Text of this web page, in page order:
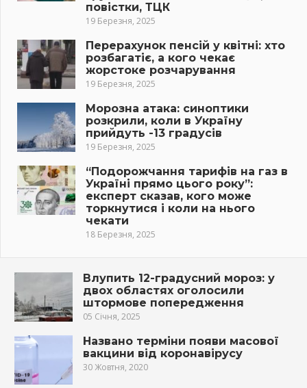
повістки, ТЦК
19 Березня, 2025
Перерахунок пенсій у квітні: хто
розбагатіє, а кого чекає
жорстоке розчарування
19 Березня, 2025
Морозна атака: синоптики
розкрили, коли в Україну
прийдуть -13 градусів
19 Березня, 2025
“Подорожчання тарифів на газ в
Україні прямо цього року”:
експерт сказав, кого може
торкнутися і коли на нього
чекати
18 Березня, 2025
Влупить 12-градусний мороз: у
двох областях оголосили
штормове попередження
05 Січня, 2025
Названо терміни появи масової
вакцини від коронавірусу
30 Жовтня, 2020